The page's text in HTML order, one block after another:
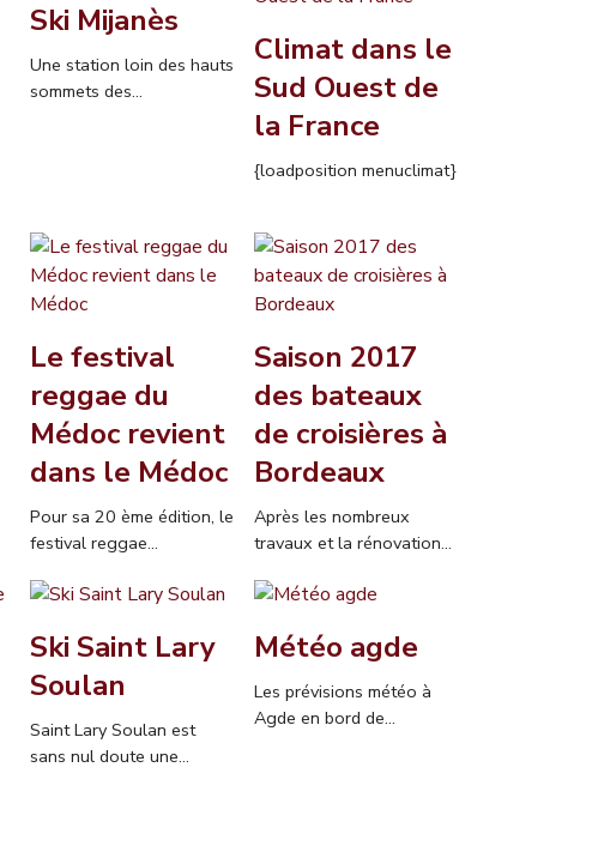
Ski Mijanès
Une station loin des hauts
sommets des...
Climat dans le
Sud Ouest de
la France
{loadposition menuclimat}
Le festival
reggae du
Médoc revient
dans le Médoc
Pour sa 20 ème édition, le
festival reggae...
Saison 2017
des bateaux
de croisières à
Bordeaux
Après les nombreux
travaux et la rénovation...
Ski Saint Lary
Soulan
Saint Lary Soulan est
sans nul doute une...
Météo agde
Les prévisions météo à
Agde en bord de...